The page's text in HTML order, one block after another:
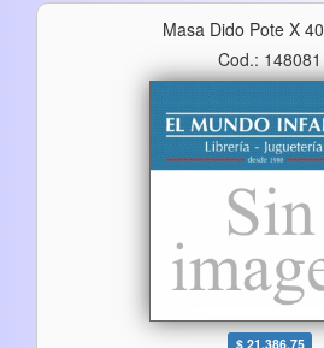
Masa Dido Pote X
Cod.: 148081
$ 21.386,75